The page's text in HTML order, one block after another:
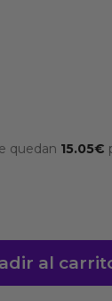
quedan 15.05€
al